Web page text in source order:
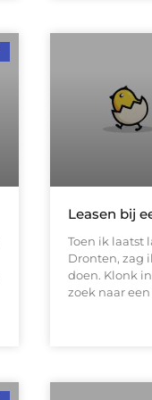
Leasen bij
Toen ik laatst
Dronten, zag
doen. Klonk
zoek naar